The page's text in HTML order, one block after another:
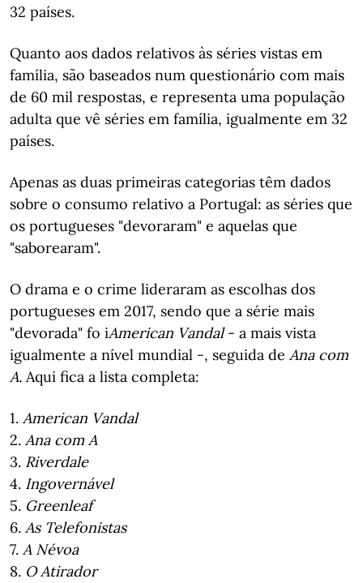
32 países.
Quanto aos dados relativos às séries vistas em
família, são baseados num questionário com mais
de 60 mil respostas, e representa uma população
adulta que vê séries em família, igualmente em 32
países.
Apenas as duas primeiras categorias têm dados
sobre o consumo relativo a Portugal: as séries que
os portugueses "devoraram" e aquelas que
"saborearam".
O drama e o crime lideraram as escolhas dos
portugueses em 2017, sendo que a série mais
"devorada" fo iAmerican Vandal- a mais vista
igualmente a nível mundial -, seguida de Ana com
A. Aqui fica a lista completa:
1. American Vandal
2. Ana com A
3. Riverdale
4. Ingovernável
5. Greenleaf
6. As Telefonistas
7. A Névoa
8. O Atirador